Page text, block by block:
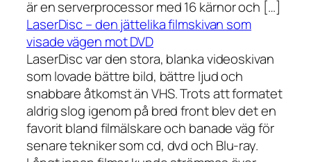
är en serverprocessor med 16 kärnor och […]
LaserDisc – den jättelika filmskivan som
visade vägen mot DVD
LaserDisc var den stora, blanka videoskivan
som lovade bättre bild, bättre ljud och
snabbare åtkomst än VHS. Trots att formatet
aldrig slog igenom på bred front blev det en
favorit bland filmälskare och banade väg för
senare tekniker som cd, dvd och Blu-ray.